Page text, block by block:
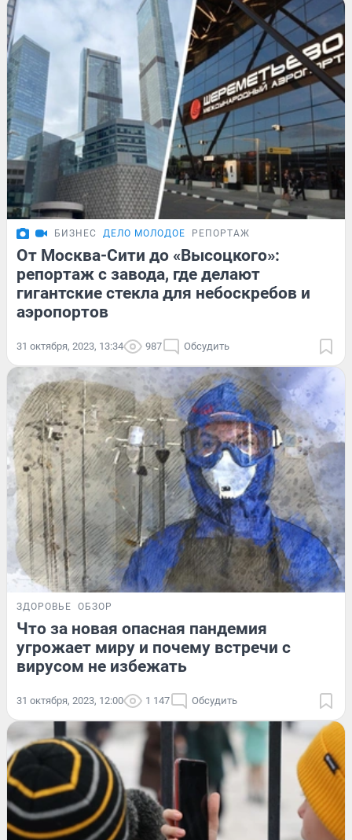
БИЗНЕС ДЕЛО МОЛОДОЕ РЕПОРТАЖ
От Москва-Сити до «Высоцкого»:
репортаж с завода, где делают
гигантские стекла для небоскребов и
аэропортов
31 октября, 2023, 13:34 987 Обсудить
ЗДОРОВЬЕ ОБЗОР
Что за новая опасная пандемия
угрожает миру и почему встречи с
вирусом не избежать
31 октября, 2023, 12:00 1 147 Обсудить